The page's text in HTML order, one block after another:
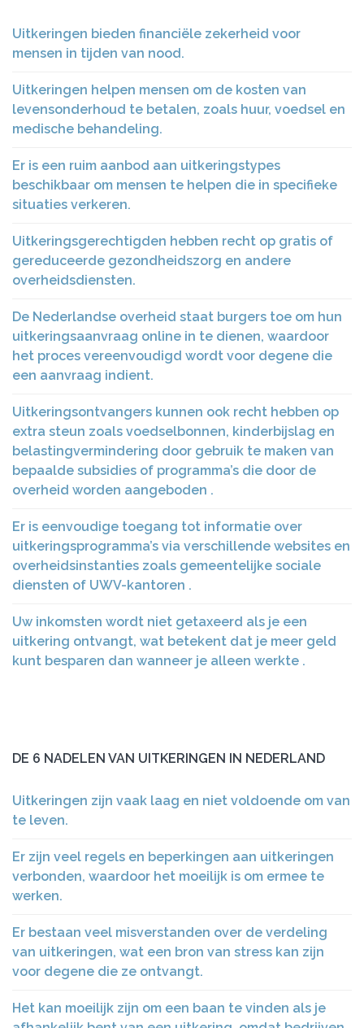
Uitkeringen bieden financiële zekerheid voor
mensen in tijden van nood.
Uitkeringen helpen mensen om de kosten van
levensonderhoud te betalen, zoals huur, voedsel en
medische behandeling.
Er is een ruim aanbod aan uitkeringstypes
beschikbaar om mensen te helpen die in specifieke
situaties verkeren.
Uitkeringsgerechtigden hebben recht op gratis of
gereduceerde gezondheidszorg en andere
overheidsdiensten.
De Nederlandse overheid staat burgers toe om hun
uitkeringsaanvraag online in te dienen, waardoor
het proces vereenvoudigd wordt voor degene die
een aanvraag indient.
Uitkeringsontvangers kunnen ook recht hebben op
extra steun zoals voedselbonnen, kinderbijslag en
belastingvermindering door gebruik te maken van
bepaalde subsidies of programma’s die door de
overheid worden aangeboden .
Er is eenvoudige toegang tot informatie over
uitkeringsprogramma’s via verschillende websites en
overheidsinstanties zoals gemeentelijke sociale
diensten of UWV-kantoren .
Uw inkomsten wordt niet getaxeerd als je een
uitkering ontvangt, wat betekent dat je meer geld
kunt besparen dan wanneer je alleen werkte .
DE 6 NADELEN VAN UITKERINGEN IN NEDERLAND
Uitkeringen zijn vaak laag en niet voldoende om van
te leven.
Er zijn veel regels en beperkingen aan uitkeringen
verbonden, waardoor het moeilijk is om ermee te
werken.
Er bestaan ​​veel misverstanden over de verdeling
van uitkeringen, wat een bron van stress kan zijn
voor degene die ze ontvangt.
Het kan moeilijk zijn om een ​​baan te vinden als je